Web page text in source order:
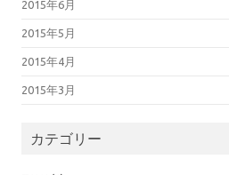
2015年6月
2015年5月
2015年4月
2015年3月
カテゴリー